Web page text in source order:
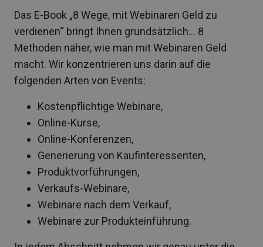
Das E-Book „8 Wege, mit Webinaren Geld zu
verdienen“ bringt Ihnen grundsätzlich… 8
Methoden näher, wie man mit Webinaren Geld
macht. Wir konzentrieren uns darin auf die
folgenden Arten von Events:
Kostenpflichtige Webinare,
Online-Kurse,
Online-Konferenzen,
Generierung von Kaufinteressenten,
Produktvorführungen,
Verkaufs-Webinare,
Webinare nach dem Verkauf,
Webinare zur Produkteinführung.